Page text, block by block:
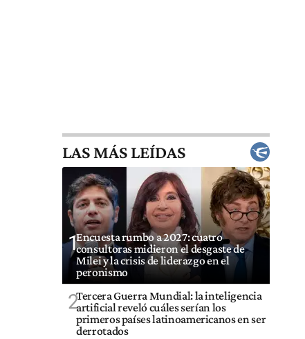
LAS MÁS LEÍDAS
1Encuesta rumbo a 2027: cuatro
consultoras midieron el desgaste de
Milei y la crisis de liderazgo en el
peronismo
2Tercera Guerra Mundial: la inteligencia
artificial reveló cuáles serían los
primeros países latinoamericanos en ser
derrotados